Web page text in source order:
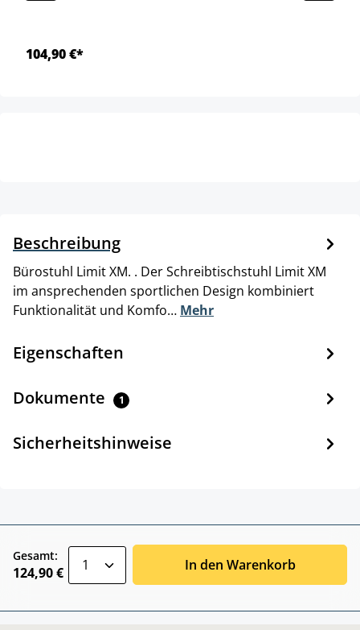
104,90 €*
Beschreibung
Bürostuhl Limit XM. . Der Schreibtischstuhl Limit XM
im ansprechenden sportlichen Design kombiniert
Funktionalität und Komfo… Mehr
Eigenschaften
Dokumente 1
Sicherheitshinweise
Gesamt:
124,90 € In den Warenkorb